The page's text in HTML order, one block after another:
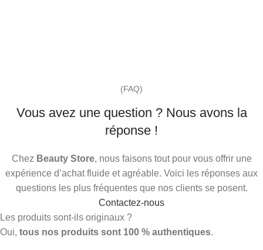
(FAQ)
Vous avez une question ? Nous avons la
réponse !
Chez Beauty Store, nous faisons tout pour vous offrir une
expérience d’achat fluide et agréable. Voici les réponses aux
questions les plus fréquentes que nos clients se posent.
Contactez-nous
Les produits sont-ils originaux ?
Oui, tous nos produits sont 100 % authentiques.